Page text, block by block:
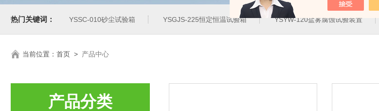
热门关键词： YSSC-010砂尘试验箱 YSGJS-225恒定恒温试验箱 YSYW-120盐雾腐蚀试验装置
当前位置： 首页 > 产品中心
产品分类